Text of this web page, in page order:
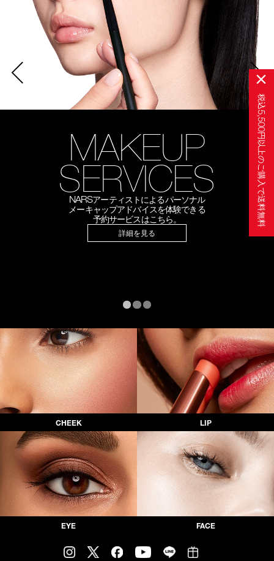
MAKEUP
SERVICES
NARSアーティストによるパーソナル
メーキャップアドバイスを体験できる
予約サービスはこちら。
詳細を見る
ENGRAVING
SERVICE
自分へのご褒美や大切な方へのギフトに。
刻印リップサービスで
世界に1つだけの特別なリップを。
GET ENGRAVING
STARTERS KIT
気になる商品を初めて試してみたい方に
スターターキットをご用意。
送料無料でお届けいたします。
SHOP NOW
CHEEK LIP
EYE FACE
税込
5,500
円以上のご購入で送料無料